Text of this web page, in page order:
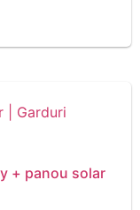
+ panou solar